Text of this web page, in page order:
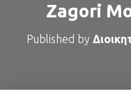
Zagori
Published by